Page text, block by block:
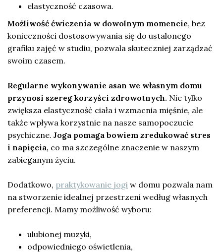
elastyczność czasowa.
Możliwość ćwiczenia w dowolnym momencie, bez
konieczności dostosowywania się do ustalonego
grafiku zajęć w studiu, pozwala skuteczniej zarządzać
swoim czasem.
Regularne wykonywanie asan we własnym domu
przynosi szereg korzyści zdrowotnych. Nie tylko
zwiększa elastyczność ciała i wzmacnia mięśnie, ale
także wpływa korzystnie na nasze samopoczucie
psychiczne. Joga pomaga bowiem zredukować stres
i napięcia, co ma szczególne znaczenie w naszym
zabieganym życiu.
Dodatkowo, praktykowanie jogi w domu pozwala nam
na stworzenie idealnej przestrzeni według własnych
preferencji. Mamy możliwość wyboru:
ulubionej muzyki,
odpowiedniego oświetlenia,